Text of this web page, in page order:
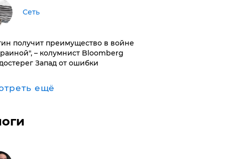
Сеть
получит преимущество в войне
– колумнист Bloomberg
Запад от ошибки
ещё